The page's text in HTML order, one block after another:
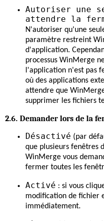
Autoriser une
attendre la
N'autoriser qu'une
paramètre restreint
d'application.
processus WinMerge
l'application n'est pas
où des applications
attendre que
supprimer les fichiers
2.6. Demander lors de la
Désactivé (par
que plusieurs fenêtres
WinMerge vous
fermer toutes les
Activé : si vous
modification de fichier
immédiatement.